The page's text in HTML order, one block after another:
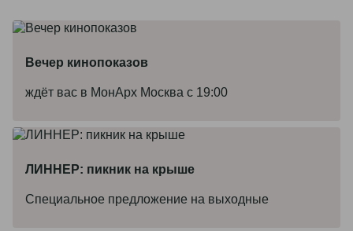
Вечер кинопоказов
ждёт вас в МонАрх Москва с 19:00
ЛИННЕР: пикник на крыше
Специальное предложение на выходные